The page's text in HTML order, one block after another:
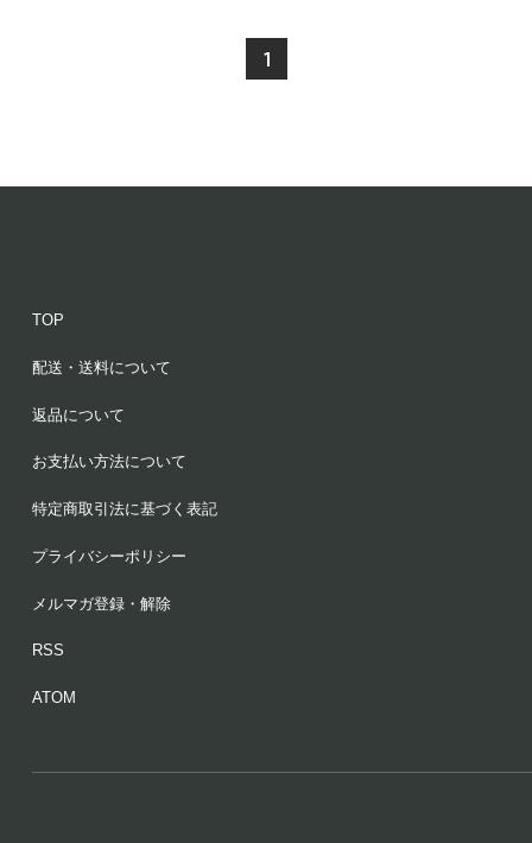
1
TOP
配送・送料について
返品について
お支払い方法について
特定商取引法に基づく表記
プライバシーポリシー
メルマガ登録・解除
RSS
ATOM